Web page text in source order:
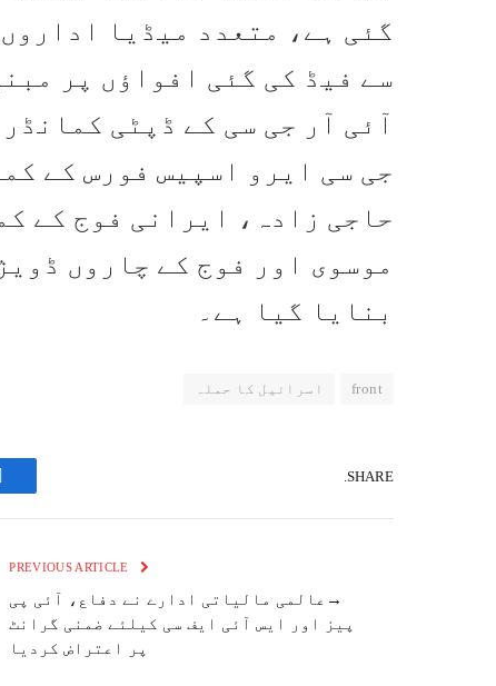
گئی ہے، متعدد میڈیا
سے فیڈ کی گئی افواؤں پر
آئی آر جی سی کے ڈپٹی
جی سی ایرو اسپیس فورس کے
حاجی زادہ، ایرانی فوج کے
موسوی اور فوج کے چاروں
بنایا گیا ہے۔
front اسرائیل کا حملہ
SHARE.
→عالمی مالیاتی ادارے نے دفاع، آئی پی
پیز اور ایس آئی ایف سی کیلئے ضمنی گرانٹ
پر اعتراض کردیا